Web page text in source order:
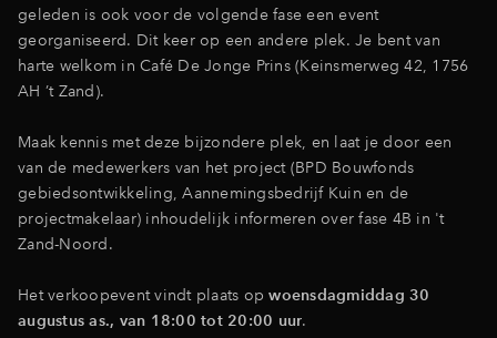
geleden is ook voor de volgende fase een event
georganiseerd. Dit keer op een andere plek. Je bent van
harte welkom in Café De Jonge Prins (Keinsmerweg 42, 1756
AH ’t Zand).
Maak kennis met deze bijzondere plek, en laat je door een
van de medewerkers van het project (BPD Bouwfonds
gebiedsontwikkeling, Aannemingsbedrijf Kuin en de
projectmakelaar) inhoudelijk informeren over fase 4B in 't
Zand-Noord.
Het verkoopevent vindt plaats opwoensdagmiddag 30
augustus as., van 18:00 tot 20:00 uur.